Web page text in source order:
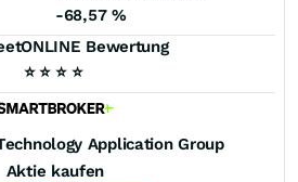
-68,57 %
Bewertung
⭐ ⭐ ⭐ ⭐
Application Group
Aktie kaufen